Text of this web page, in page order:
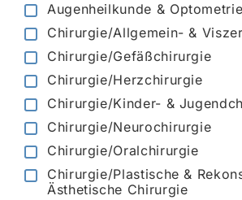
Augenheilkunde & Optometrie
Chirurgie/Allgemein- &
Chirurgie/Gefäßchirurgie
Chirurgie/Herzchirurgie
Chirurgie/Kinder- &
Chirurgie/Neurochirurgie
Chirurgie/Oralchirurgie
Chirurgie/Plastische &
Ästhetische Chirurgie